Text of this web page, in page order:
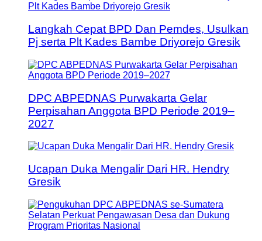
Langkah Cepat BPD Dan Pemdes, Usulkan
Pj serta Plt Kades Bambe Driyorejo Gresik
DPC ABPEDNAS Purwakarta Gelar
Perpisahan Anggota BPD Periode 2019–
2027
Ucapan Duka Mengalir Dari HR. Hendry
Gresik